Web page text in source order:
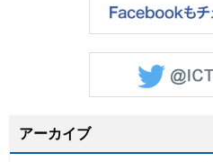
アーカイブ